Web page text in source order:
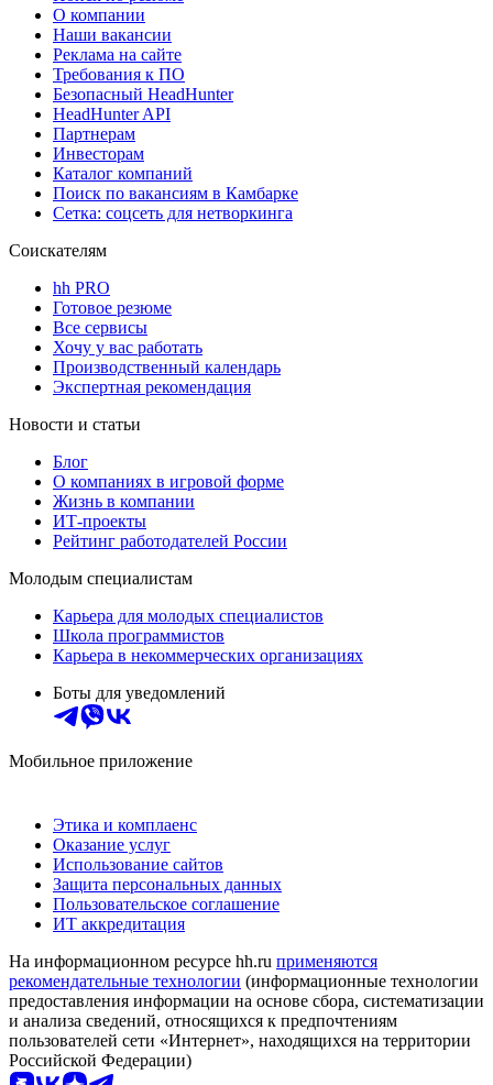
О компании
Наши вакансии
Реклама на сайте
Требования к ПО
Безопасный HeadHunter
HeadHunter API
Партнерам
Инвесторам
Каталог компаний
Поиск по вакансиям в Камбарке
Сетка: соцсеть для нетворкинга
Соискателям
hh PRO
Готовое резюме
Все сервисы
Хочу у вас работать
Производственный календарь
Экспертная рекомендация
Новости и статьи
Блог
О компаниях в игровой форме
Жизнь в компании
ИТ-проекты
Рейтинг работодателей России
Молодым специалистам
Карьера для молодых специалистов
Школа программистов
Карьера в некоммерческих организациях
Боты для уведомлений
Мобильное приложение
Этика и комплаенс
Оказание услуг
Использование сайтов
Защита персональных данных
Пользовательское соглашение
ИТ аккредитация
На информационном ресурсе hh.ru применяются
рекомендательные технологии (информационные технологии
предоставления информации на основе сбора, систематизации
и анализа сведений, относящихся к предпочтениям
пользователей сети «Интернет», находящихся на территории
Российской Федерации)